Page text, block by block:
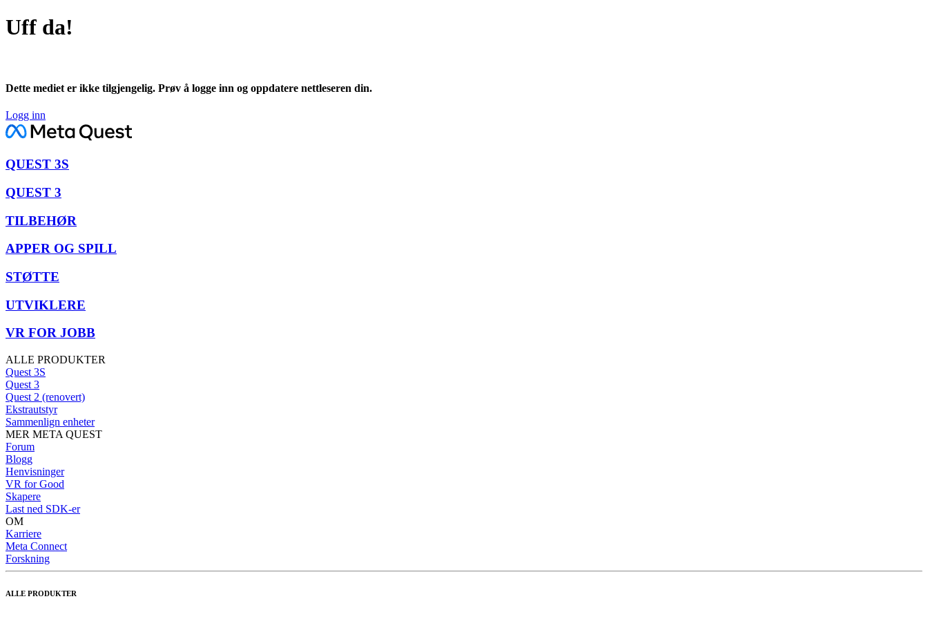
Uff da!
Dette mediet er ikke tilgjengelig. Prøv å logge inn og oppdatere nettleseren din.
Logg inn
QUEST 3S
QUEST 3
TILBEHØR
APPER OG SPILL
STØTTE
UTVIKLERE
VR FOR JOBB
ALLE PRODUKTER
Quest 3S
Quest 3
Quest 2 (renovert)
Ekstrautstyr
Sammenlign enheter
MER META QUEST
Forum
Blogg
Henvisninger
VR for Good
Skapere
Last ned SDK-er
OM
Karriere
Meta Connect
Forskning
ALLE PRODUKTER